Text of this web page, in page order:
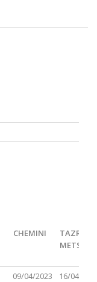
CHEMINI
TAZRIA
CHEMINI
TAZRIA
09/04/2023 16/04/